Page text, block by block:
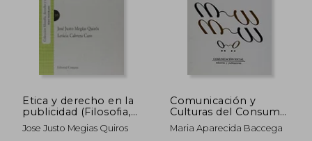
Etica y derecho en la
publicidad (Filosofia,
Derecho Y Socie)
Jose Justo Megias Quiros
Comunicación y
Culturas del Consumo
(Espacio
Iberoamericano)
Maria Aparecida Baccega